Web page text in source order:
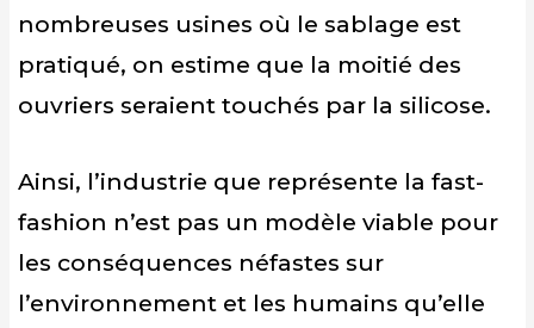
nombreuses usines où le sablage est
pratiqué, on estime que la moitié des
ouvriers seraient touchés par la silicose.
Ainsi, l’industrie que représente la fast-
fashion n’est pas un modèle viable pour
les conséquences néfastes sur
l’environnement et les humains qu’elle